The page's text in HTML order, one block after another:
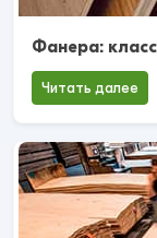
Фанера:
Читать далее